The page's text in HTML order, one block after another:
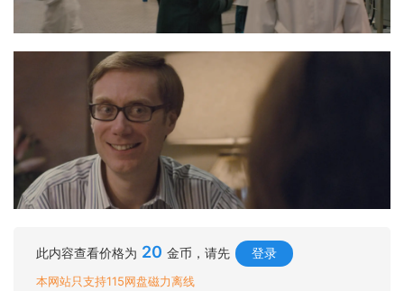
此内容查看价格为 20 金币，请先 登录
本网站只支持115网盘磁力离线